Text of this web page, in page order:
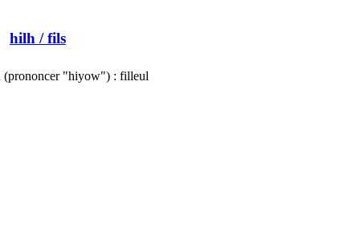
hilh / fils
(prononcer "hiyow") : filleul